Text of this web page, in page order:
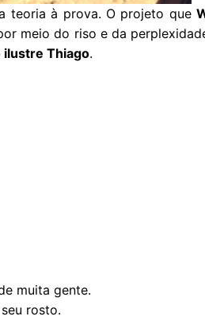
teoria à prova. O projeto que
meio do riso e da
ilustre Thiago.
muita gente.
rosto.